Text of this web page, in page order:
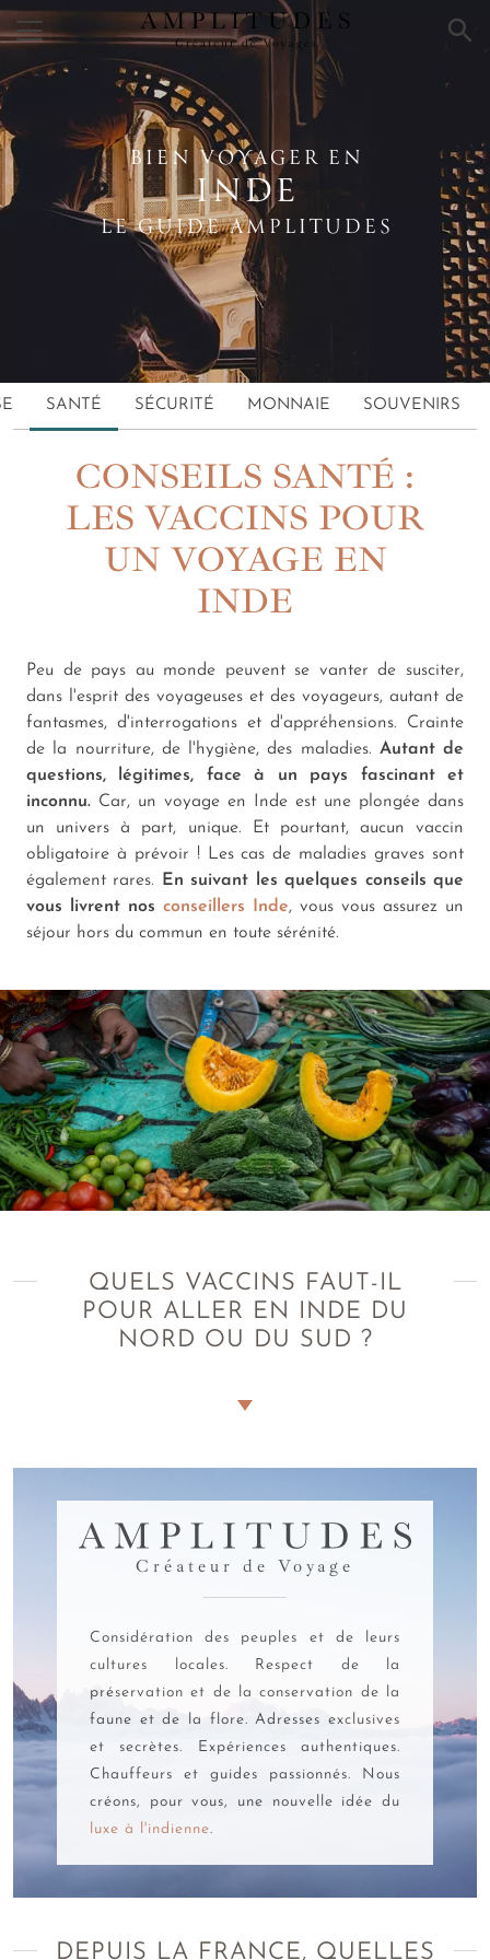
×
BIEN VOYAGER EN
INDE
LE GUIDE AMPLITUDES
SANTÉ SÉCURITÉ MONNAIE SOUVENIRS
CONSEILS SANTÉ :
LES VACCINS POUR
UN VOYAGE EN
INDE
Peu de pays au monde peuvent se vanter de susciter,
dans l'esprit des voyageuses et des voyageurs, autant de
fantasmes, d'interrogations et d'appréhensions. Crainte
de la nourriture, de l'hygiène, des maladies. Autant de
questions, légitimes, face à un pays fascinant et
inconnu. Car, un voyage en Inde est une plongée dans
un univers à part, unique. Et pourtant, aucun vaccin
obligatoire à prévoir ! Les cas de maladies graves sont
également rares.
En suivant les quelques conseils que
vous livrent nos conseillers Inde, vous vous assurez un
séjour hors du commun en toute sérénité.
QUELS VACCINS FAUT-IL
POUR ALLER EN INDE DU
NORD OU DU SUD ?
Aucun vaccin n'est obligatoire pour se rendre en Inde.
Quelles sont les vaccinations recommandées pour
votre voyage au pays de Gandhi ?
à jour de leurs vaccins pour :
Les hépatites A et B
La diphtérie
Le tétanos
La fièvre typhoïde
L’encéphalite japonaise (surtout pour les expatriés et les
séjours prolongés en zone rurale)
rage, transmise par la morsure d'un animal - chien, renard,
AMPLITUDES
Créateur de Voyage
Considération des peuples et de leurs
cultures locales. Respect de la
préservation et de la conservation de la
faune et de la flore. Adresses exclusives
et secrètes. Expériences authentiques.
Chauffeurs et guides passionnés. Nous
créons, pour vous, une nouvelle idée du
luxe à l'indienne.
DEPUIS LA FRANCE, QUELLES